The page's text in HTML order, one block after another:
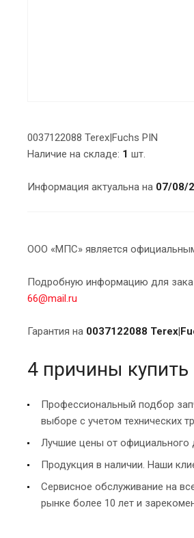
0037122088 Terex|Fuchs PIN
Наличие на складе: 1 шт.
Информация актуальна на 07/08/
ООО «МПС» является официальным
Подробную информацию для
66@mail.ru
Гарантия на 0037122088
4 причины
Профессиональный подбор
выборе с учетом технических
Лучшие цены от официального
Продукция в наличии. Наши
Сервисное обслуживание на
рынке более 10 лет и